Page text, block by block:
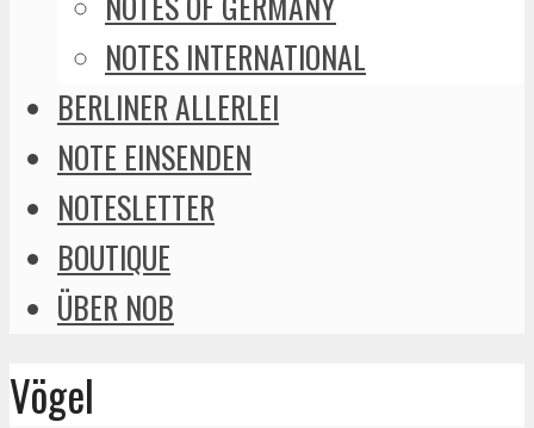
NOTES INTERNATIONAL
BERLINER ALLERLEI
NOTE EINSENDEN
NOTESLETTER
BOUTIQUE
ÜBER NOB
Vögel